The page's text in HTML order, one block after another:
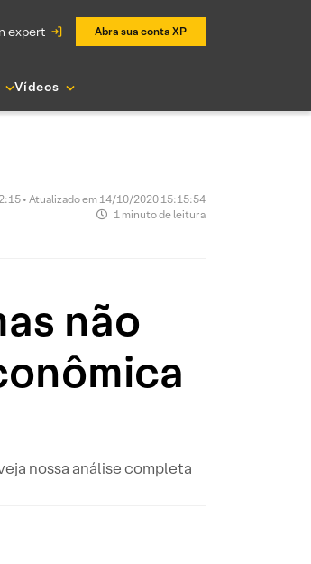
expert Abra sua conta XP
Vídeos
• Atualizado em 14/10/2020 15:15:54
1 minuto de leitura
não
nossa análise completa